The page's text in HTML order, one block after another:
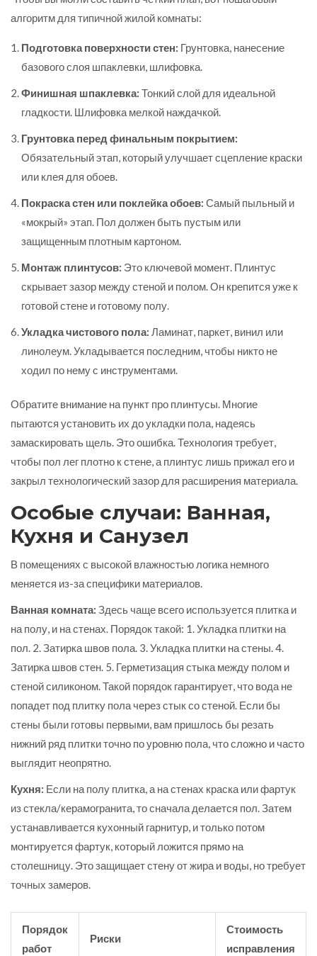
алгоритм для типичной жилой комнаты:
Подготовка поверхности стен: Грунтовка, нанесение
базового слоя шпаклевки, шлифовка.
Финишная шпаклевка: Тонкий слой для идеальной
гладкости. Шлифовка мелкой наждачкой.
Грунтовка перед финальным покрытием:
Обязательный этап, который улучшает сцепление краски
или клея для обоев.
Покраска стен или поклейка обоев: Самый пыльный и
«мокрый» этап. Пол должен быть пустым или
защищенным плотным картоном.
Монтаж плинтусов: Это ключевой момент. Плинтус
скрывает зазор между стеной и полом. Он крепится уже к
готовой стене и готовому полу.
Укладка чистового пола: Ламинат, паркет, винил или
линолеум. Укладывается последним, чтобы никто не
ходил по нему с инструментами.
Обратите внимание на пункт про плинтусы. Многие
пытаются установить их до укладки пола, надеясь
замаскировать щель. Это ошибка. Технология требует,
чтобы пол лег плотно к стене, а плинтус лишь прижал его и
закрыл технологический зазор для расширения материала.
Особые случаи: Ванная,
Кухня и Санузел
В помещениях с высокой влажностью логика немного
меняется из-за специфики материалов.
Ванная комната: Здесь чаще всего используется плитка и
на полу, и на стенах. Порядок такой: 1. Укладка плитки на
пол. 2. Затирка швов пола. 3. Укладка плитки на стены. 4.
Затирка швов стен. 5. Герметизация стыка между полом и
стеной силиконом. Такой порядок гарантирует, что вода не
попадет под плитку пола через стык со стеной. Если бы
стены были готовы первыми, вам пришлось бы резать
нижний ряд плитки точно по уровню пола, что сложно и часто
выглядит неопрятно.
Кухня: Если на полу плитка, а на стенах краска или фартук
из стекла/керамогранита, то сначала делается пол. Затем
устанавливается кухонный гарнитур, и только потом
монтируется фартук, который ложится прямо на
столешницу. Это защищает стену от жира и воды, но требует
точных замеров.
Порядок
работ
Риски
Стоимость
исправления